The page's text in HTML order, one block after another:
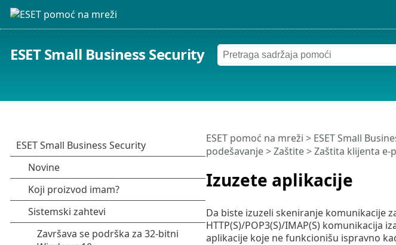
ESET Small Business Security
Izuzete aplikacije
ESET pomoć na mreži > ESET Small
podešavanje>Zaštite>Zaštita klijenta e-
Da biste izuzeli skeniranje komunikacije
HTTP(S)/POP3(S)/IMAP(S)
aplikacije koje ne funkcionišu ispravno